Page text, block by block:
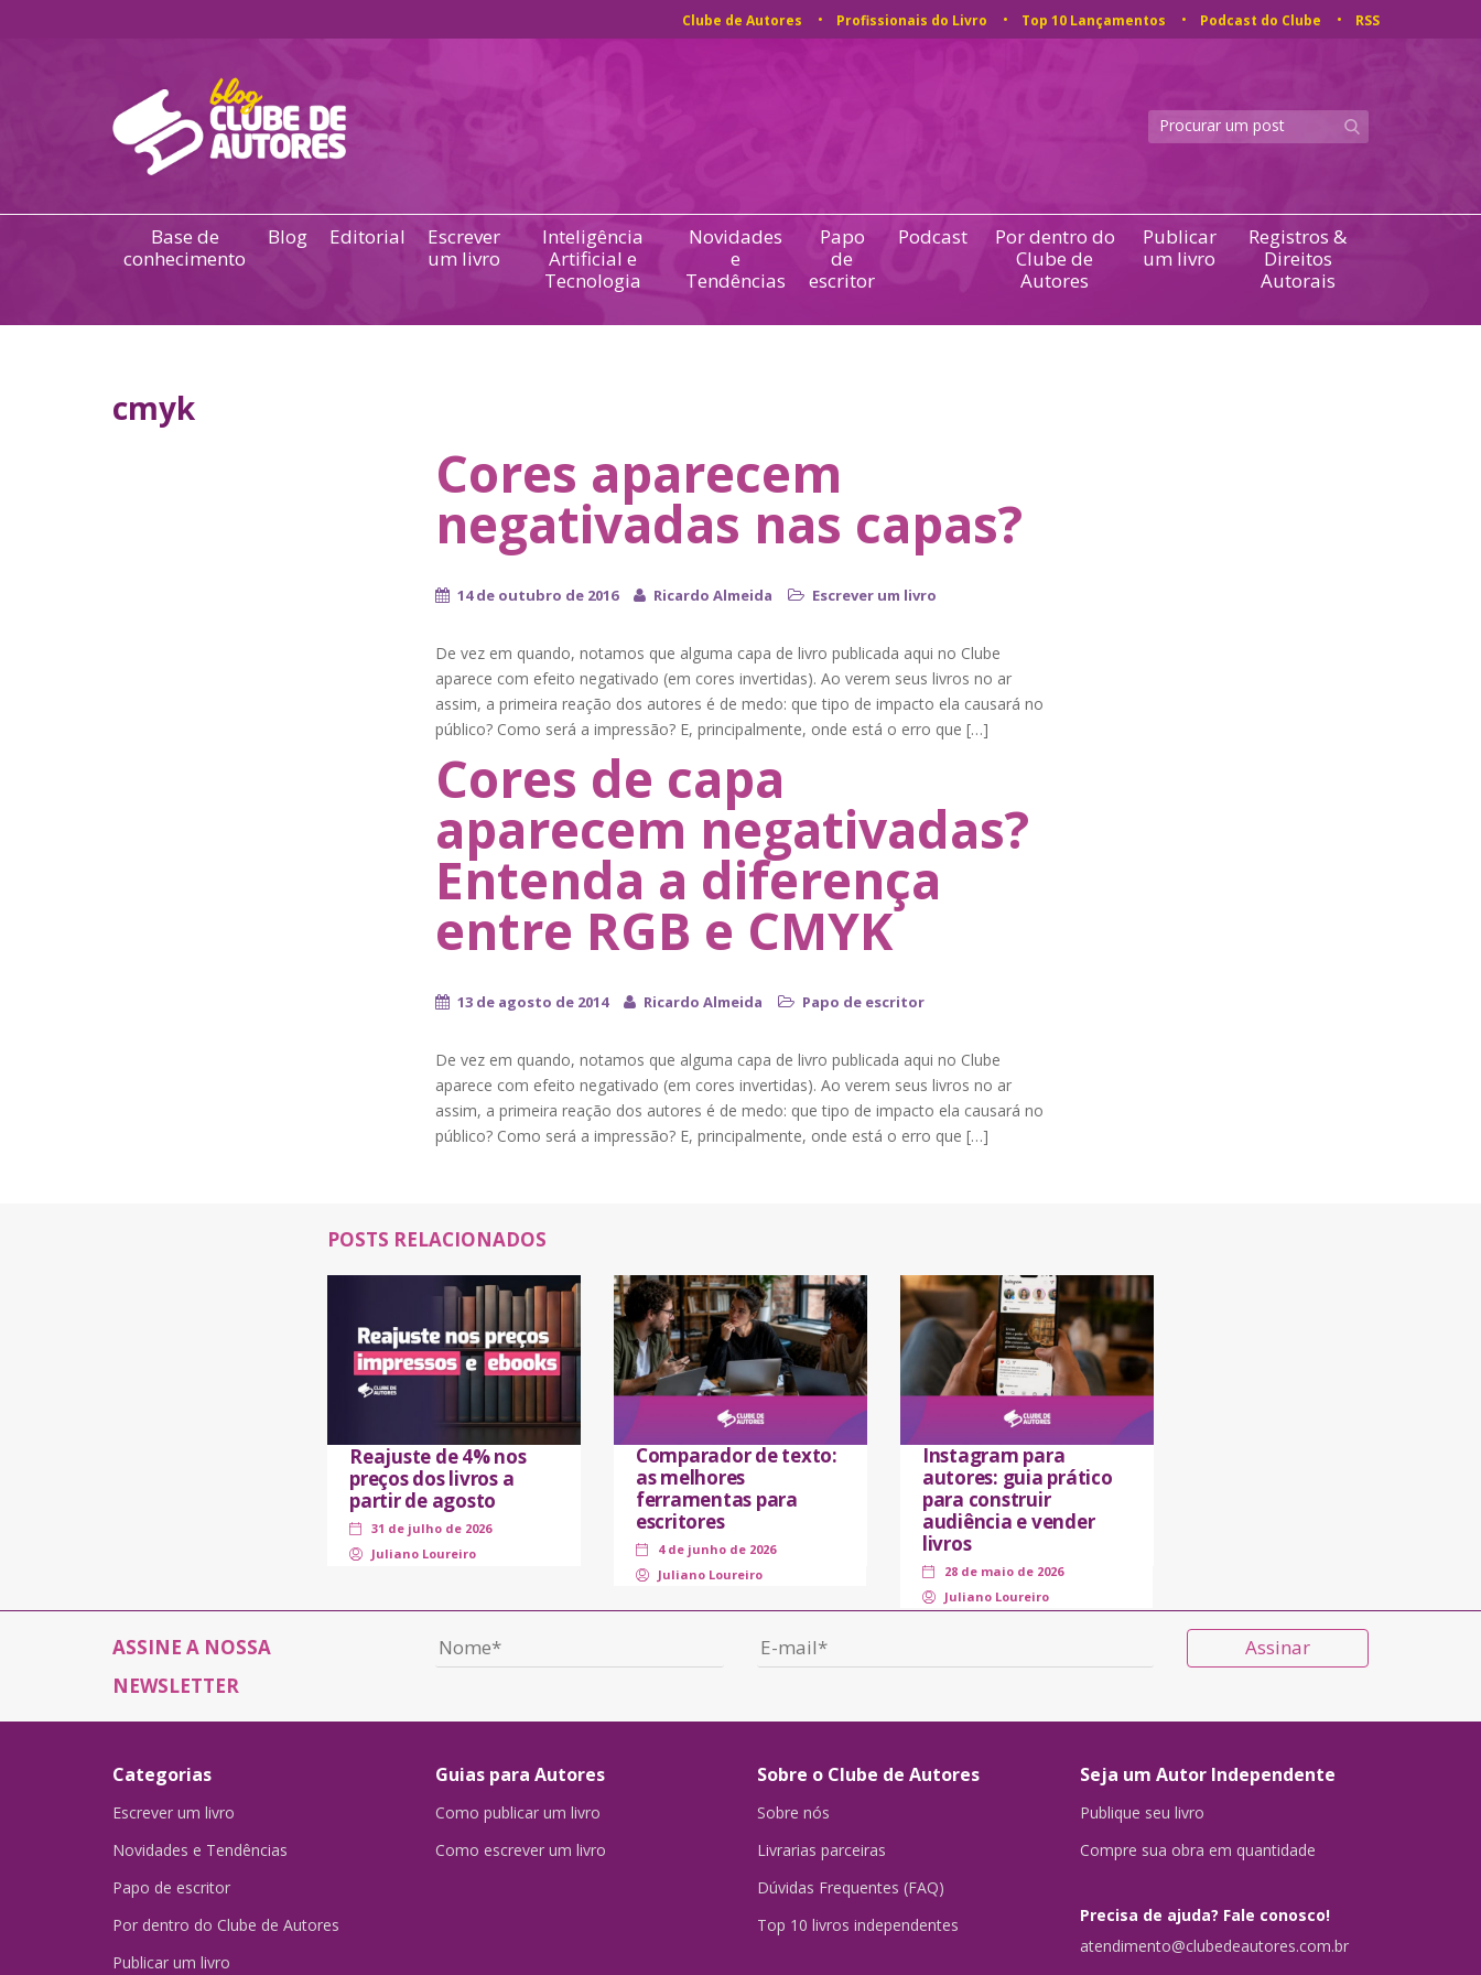
Clube de Autores Profissionais do Livro Top 10 Lançamentos Podcast do Clube RSS
Base de
conhecimento
Blog Editorial
Escrever
um livro
Inteligência
Artificial e
Tecnologia
Novidades
e
Tendências
Papo
de
escritor
Podcast
Por dentro do
Clube de
Autores
Publicar
um livro
Registros &
Direitos
Autorais
cmyk
Cores aparecem
negativadas nas capas?
14 de outubro de 2016 Ricardo Almeida Escrever um livro
De vez em quando, notamos que alguma capa de livro publicada aqui no Clube
aparece com efeito negativado (em cores invertidas). Ao verem seus livros no ar
assim, a primeira reação dos autores é de medo: que tipo de impacto ela causará no
público? Como será a impressão? E, principalmente, onde está o erro que […]
Cores de capa
aparecem negativadas?
Entenda a diferença
entre RGB e CMYK
13 de agosto de 2014 Ricardo Almeida Papo de escritor
De vez em quando, notamos que alguma capa de livro publicada aqui no Clube
aparece com efeito negativado (em cores invertidas). Ao verem seus livros no ar
assim, a primeira reação dos autores é de medo: que tipo de impacto ela causará no
público? Como será a impressão? E, principalmente, onde está o erro que […]
POSTS RELACIONADOS
Reajuste de 4% nos
preços dos livros a
partir de agosto
31 de julho de 2026
Juliano Loureiro
Comparador de texto:
as melhores
ferramentas para
escritores
4 de junho de 2026
Juliano Loureiro
Instagram para
autores: guia prático
para construir
audiência e vender
livros
28 de maio de 2026
Juliano Loureiro
ASSINE A NOSSA
NEWSLETTER
Assinar
Categorias
Escrever um livro
Novidades e Tendências
Papo de escritor
Por dentro do Clube de Autores
Publicar um livro
Guias para Autores
Como publicar um livro
Como escrever um livro
Sobre o Clube de Autores
Sobre nós
Livrarias parceiras
Dúvidas Frequentes (FAQ)
Top 10 livros independentes
Seja um Autor Independente
Publique seu livro
Compre sua obra em quantidade
Precisa de ajuda? Fale conosco!
atendimento@clubedeautores.com.br